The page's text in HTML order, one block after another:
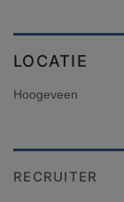
LOCATIE
Hoogeveen
RECRUITER